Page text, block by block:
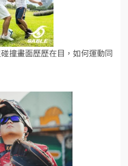
撞畫面歷歷在目，如何運動同